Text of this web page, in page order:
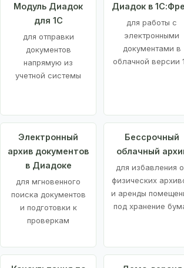
Модуль Диадок
для 1С
для отправки
документов
напрямую из
учетной системы
Диадок в
для работы с
электронными
документами в
облачной версии
Электронный
архив документов
в Диадоке
для мгновенного
поиска документов
и подготовки к
проверкам
Бессрочный
облачный
для избавления
физических
и аренды
под хранение